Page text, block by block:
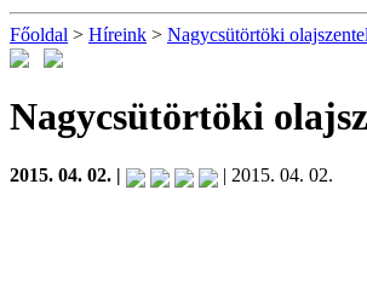
Főoldal > Híreink > Nagycsütörtöki
Nagycsütörtöki
2015. 04. 02. | | 2015. 04. 02.